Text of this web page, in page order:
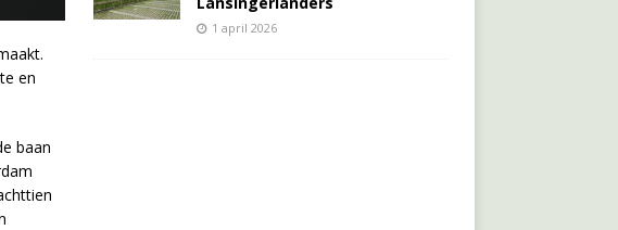
en
baan
1 april 2026